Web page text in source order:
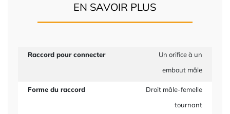
EN SAVOIR PLUS
Raccord pour connecter
Un orifice à un
embout mâle
Forme du raccord
Droit mâle-femelle
tournant